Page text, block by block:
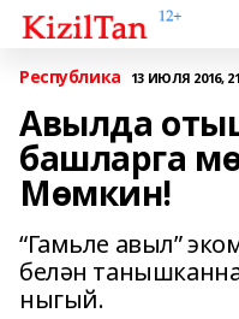
Республика 13 ИЮЛЯ 2016,
Авылда
башларга
Мөмкин!
“Гамьле авыл”
белән
ныгый.